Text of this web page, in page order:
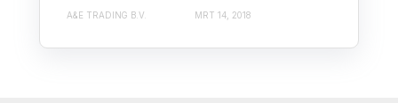
A&E TRADING B.V. MRT 14, 2018